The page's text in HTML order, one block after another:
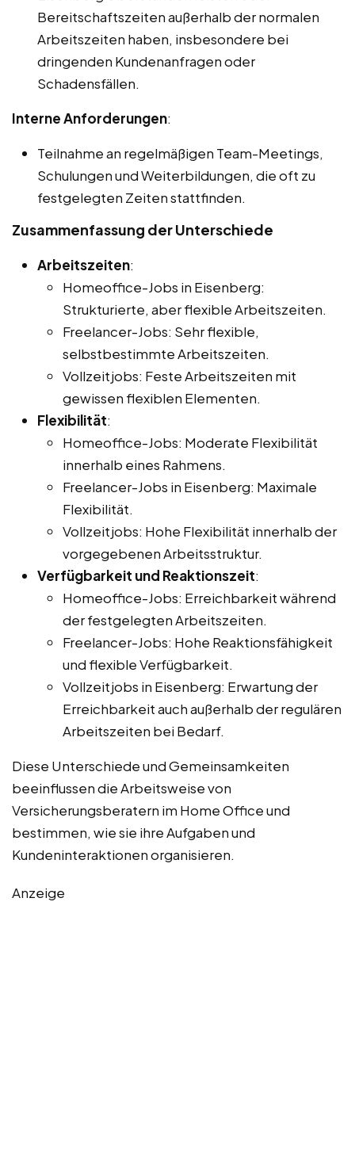
Bereitschaftszeiten außerhalb der normalen
Arbeitszeiten haben, insbesondere bei
dringenden Kundenanfragen oder
Schadensfällen.
Interne Anforderungen:
Teilnahme an regelmäßigen Team-Meetings,
Schulungen und Weiterbildungen, die oft zu
festgelegten Zeiten stattfinden.
Zusammenfassung der Unterschiede
Arbeitszeiten:
Homeoffice-Jobs in Eisenberg:
Strukturierte, aber flexible Arbeitszeiten.
Freelancer-Jobs: Sehr flexible,
selbstbestimmte Arbeitszeiten.
Vollzeitjobs: Feste Arbeitszeiten mit
gewissen flexiblen Elementen.
Flexibilität:
Homeoffice-Jobs: Moderate Flexibilität
innerhalb eines Rahmens.
Freelancer-Jobs in Eisenberg: Maximale
Flexibilität.
Vollzeitjobs: Hohe Flexibilität innerhalb der
vorgegebenen Arbeitsstruktur.
Verfügbarkeit und Reaktionszeit:
Homeoffice-Jobs: Erreichbarkeit während
der festgelegten Arbeitszeiten.
Freelancer-Jobs: Hohe Reaktionsfähigkeit
und flexible Verfügbarkeit.
Vollzeitjobs in Eisenberg: Erwartung der
Erreichbarkeit auch außerhalb der regulären
Arbeitszeiten bei Bedarf.
Diese Unterschiede und Gemeinsamkeiten
beeinflussen die Arbeitsweise von
Versicherungsberatern im Home Office und
bestimmen, wie sie ihre Aufgaben und
Kundeninteraktionen organisieren.
Anzeige